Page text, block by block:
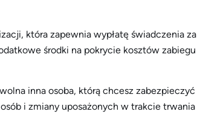
która zapewnia wypłatę świadczenia za
środki na pokrycie kosztów zabiegu
inna osoba, którą chcesz zabezpieczyć
i zmiany uposażonych w trakcie trwania